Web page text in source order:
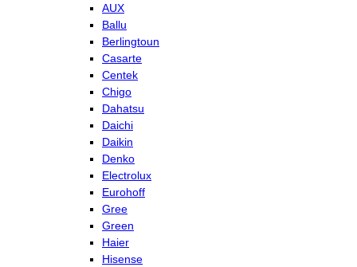
AUX
Ballu
Berlingtoun
Casarte
Centek
Chigo
Dahatsu
Daichi
Daikin
Denko
Electrolux
Eurohoff
Gree
Green
Haier
Hisense